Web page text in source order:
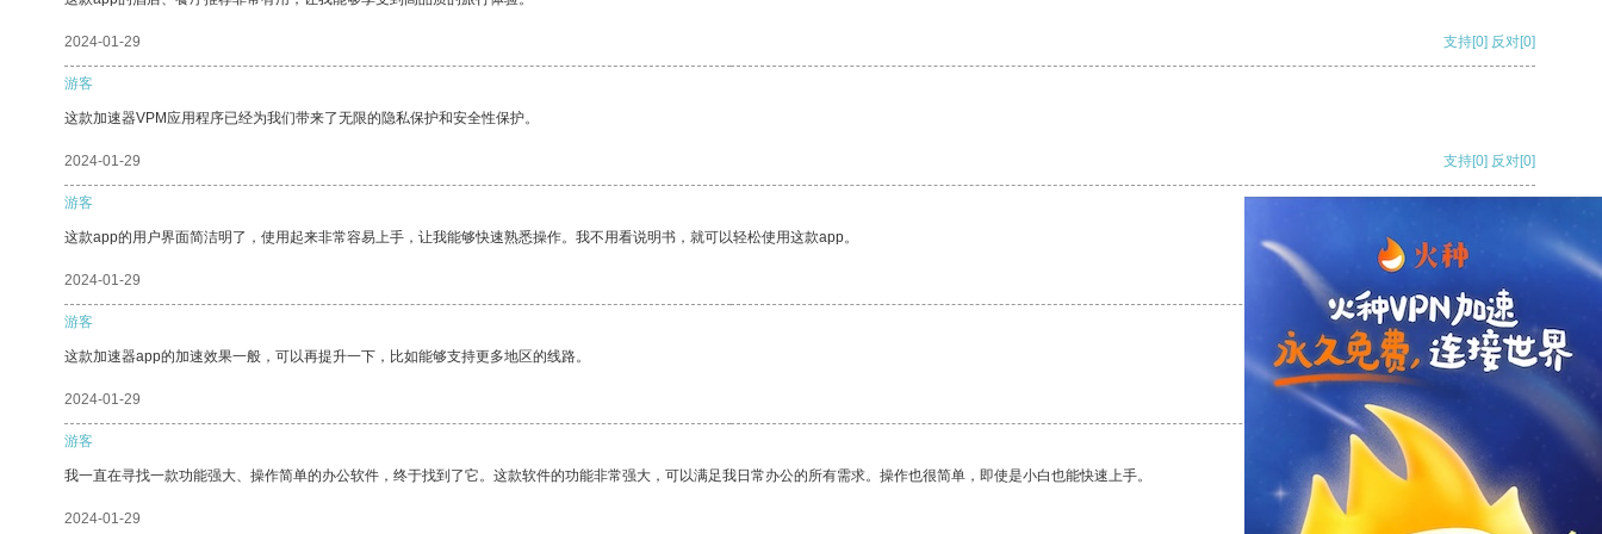
2024-01-29 支持[0] 反对[0]
游客
这款加速器VPM应用程序已经为我们带来了无限的隐私保护和安全性保护。
2024-01-29 支持[0] 反对[0]
游客
这款app的用户界面简洁明了，使用起来非常容易上手，让我能够快速熟悉操作。我不用看说明书，就可以轻松使用这款app。
2024-01-29
游客
这款加速器app的加速效果一般，可以再提升一下，比如能够支持更多地区的线路。
2024-01-29 反对
游客
我一直在寻找一款功能强大、操作简单的办公软件，终于找到了它。这款软件的功能非常强大，可以满足我日常办公的所有需求。操作也很简单，即使是小白也能快速上手。
2024-01-29 反对[0]